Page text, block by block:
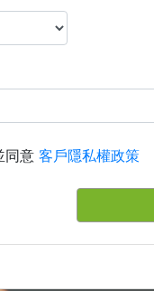
同意 客戶隱私權政策